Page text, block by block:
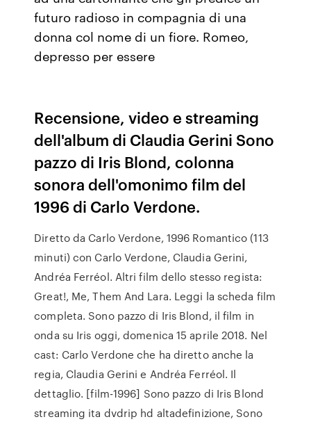
futuro radioso in compagnia di una
donna col nome di un fiore. Romeo,
depresso per essere
Recensione, video e streaming
dell'album di Claudia Gerini Sono
pazzo di Iris Blond, colonna
sonora dell'omonimo film del
1996 di Carlo Verdone.
Diretto da Carlo Verdone, 1996 Romantico (113
minuti) con Carlo Verdone, Claudia Gerini,
Andréa Ferréol. Altri film dello stesso regista:
Great!, Me, Them And Lara. Leggi la scheda film
completa. Sono pazzo di Iris Blond, il film in
onda su Iris oggi, domenica 15 aprile 2018. Nel
cast: Carlo Verdone che ha diretto anche la
regia, Claudia Gerini e Andréa Ferréol. Il
dettaglio. [film-1996] Sono pazzo di Iris Blond
streaming ita dvdrip hd altadefinizione, Sono